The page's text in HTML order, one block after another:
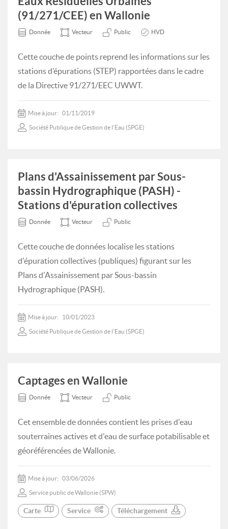
(91/271/CEE) en Wallonie
Donnée Vecteur Public HVD
Cette couche de points reprend les informations sur les
stations d’épurations (STEP) rapportées dans le cadre
de la Directive 91/271/EEC UWWT.
Mise à jour: 01/11/2019
Société Publique de Gestion de l'Eau (SPGE)
Plans d'Assainissement par Sous-
bassin Hydrographique (PASH) -
Stations d'épuration collectives
Donnée Vecteur Public
Cette couche de données localise les stations
d'épuration collectives (publiques) figurant sur les
Plans d'Assainissement par Sous-bassin
Hydrographique (PASH).
Mise à jour: 10/01/2023
Société Publique de Gestion de l'Eau (SPGE)
Captages en Wallonie
Donnée Vecteur Public
Cet ensemble de données contient les prises d'eau
souterraines actives et d'eau de surface potabilisable et
géoréférencées de Wallonie.
Mise à jour: 03/06/2026
Service public de Wallonie (SPW)
Carte Service Téléchargement